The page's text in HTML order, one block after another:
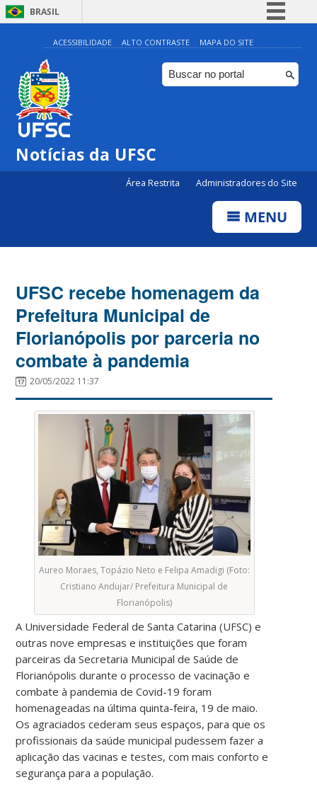
BRASIL
Simplifique!
Comunica BR
Participe
ACESSIBILIDADE ALTO CONTRASTE MAPA DO SITE
Notícias da UFSC
Área Restrita Administradores do Site
MENU
UFSC recebe homenagem da
Prefeitura Municipal de
Florianópolis por parceria no
combate à pandemia
20/05/2022 11:37
Aureo Moraes, Topázio Neto e Felipa Amadigi (Foto:
Cristiano Andujar/ Prefeitura Municipal de
Florianópolis)
A Universidade Federal de Santa Catarina (UFSC) e
outras nove empresas e instituições que foram
parceiras da Secretaria Municipal de Saúde de
Florianópolis durante o processo de vacinação e
combate à pandemia de Covid-19 foram
homenageadas na última quinta-feira, 19 de maio.
Os agraciados cederam seus espaços, para que os
profissionais da saúde municipal pudessem fazer a
aplicação das vacinas e testes, com mais conforto e
segurança para a população.